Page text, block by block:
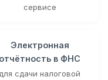
сервисе
Электронная
отчётность в ФНС
для сдачи налоговой